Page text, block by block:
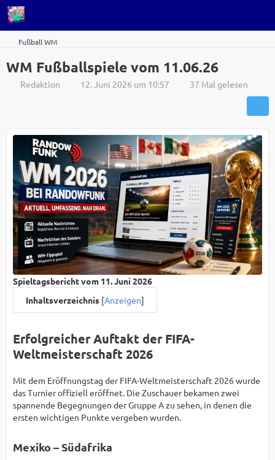
Fußball WM
WM Fußballspiele vom 11.06.26
Redaktion 12. Juni 2026 um 10:57 37 Mal gelesen
Spieltagsbericht vom 11. Juni 2026
Inhaltsverzeichnis [Anzeigen]
Erfolgreicher Auftakt der FIFA-
Weltmeisterschaft 2026
Mit dem Eröffnungstag der FIFA-Weltmeisterschaft 2026 wurde
das Turnier offiziell eröffnet. Die Zuschauer bekamen zwei
spannende Begegnungen der Gruppe A zu sehen, in denen die
ersten wichtigen Punkte vergeben wurden.
Mexiko – Südafrika